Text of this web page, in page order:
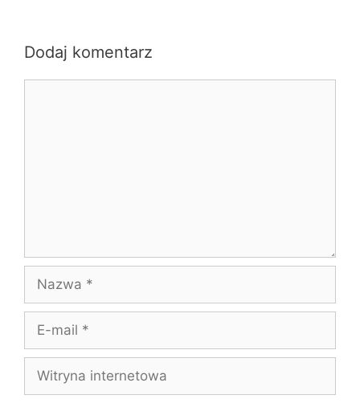
Dodaj komentarz
mail
internetowa